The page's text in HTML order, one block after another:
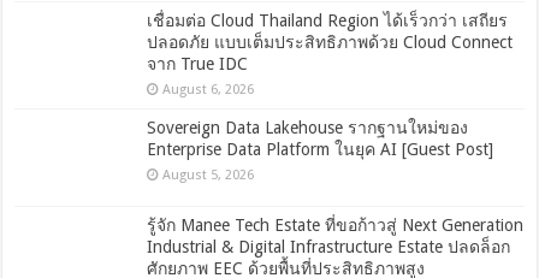
เชื่อมต่อ Cloud Thailand Region ได้เร็วกว่า เสถียร
ปลอดภัย แบบเต็มประสิทธิภาพด้วย Cloud Connect
จาก True IDC
August 6, 2026
Sovereign Data Lakehouse รากฐานใหม่ของ
Enterprise Data Platform ในยุค AI [Guest Post]
August 5, 2026
รู้จัก Manee Tech Estate ที่ขอก้าวสู่ Next Generation
Industrial & Digital Infrastructure Estate ปลดล็อก
ศักยภาพ EEC ด้วยพื้นที่ประสิทธิภาพสูง